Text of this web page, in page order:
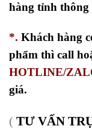
hàng tỉnh thông
*. Khách hàng
phẩm thì call
HOTLINE/
giá.
( TƯ VẤN